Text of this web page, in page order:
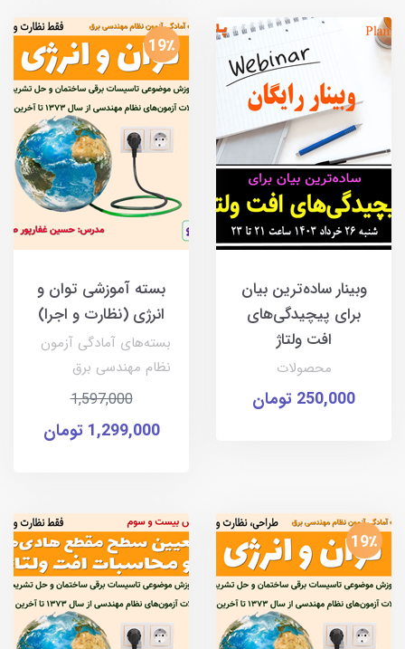
وبینار ساده‌ترین بیان
برای پیچیدگی‌های
افت ولتاژ
محصولات
250,000 تومان
19٪
بسته آموزشی توان و
انرژی (نظارت و اجرا)
بسته‌های آمادگی آزمون
نظام مهندسی برق
1,597,000
1,299,000 تومان
19٪